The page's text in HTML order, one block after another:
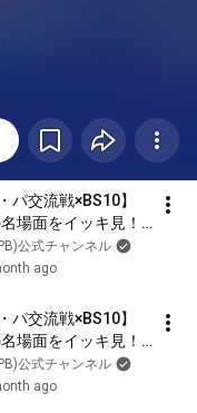
パ交流戦×BS10】
場面をイッキ見！
～公式チャンネル
ago
パ交流戦×BS10】
場面をイッキ見！
～公式チャンネル
ago